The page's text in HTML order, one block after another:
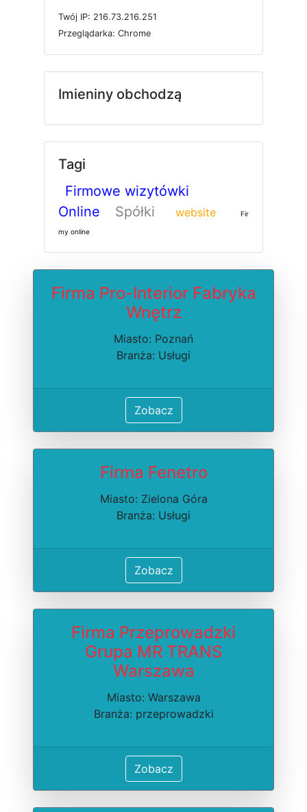
Twój IP: 216.73.216.251
Przeglądarka: Chrome
Imieniny obchodzą
Tagi
Firmowe wizytówki
Online
Spółki website Fir
my online
Firma Pro-Interior Fabryka
Wnętrz
Miasto: Poznań
Branża: Usługi
Zobacz
Firma Fenetro
Miasto: Zielona Góra
Branża: Usługi
Zobacz
Firma Przeprowadzki
Grupa MR TRANS
Warszawa
Miasto: Warszawa
Branża: przeprowadzki
Zobacz